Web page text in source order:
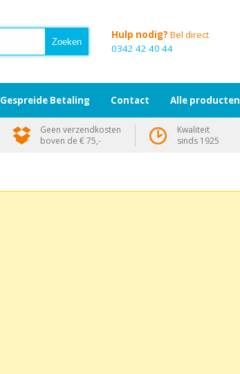
Hulp nodig? Bel direct
0342 42 40 44
Gespreide Betaling Contact Alle producten
Geen verzendkosten
boven de € 75,-
Kwaliteit
sinds 1925